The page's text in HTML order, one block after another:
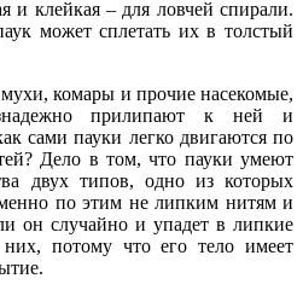
и клейкая – для ловчей спирали.
может сплетать их в толстый
комары и прочие насекомые,
прилипают к ней и
сами пауки легко двигаются по
Дело в том, что пауки умеют
двух типов, одно из которых
по этим не липким нитям и
он случайно и упадет в липкие
потому что его тело имеет